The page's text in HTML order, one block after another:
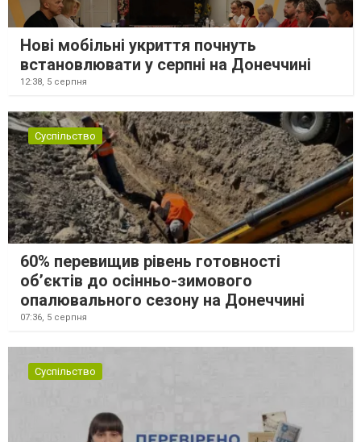
Нові мобільні укриття почнуть
встановлювати у серпні на Донеччині
12:38, 5 серпня
Суспільство
60% перевищив рівень готовності
об’єктів до осінньо-зимового
опалювального сезону на Донеччині
07:36, 5 серпня
Суспільство